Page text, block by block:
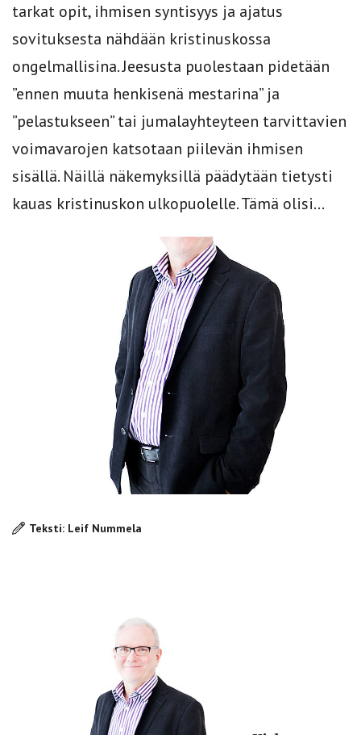
tarkat opit, ihmisen syntisyys ja ajatus
sovituksesta nähdään kristinuskossa
ongelmallisina. Jeesusta puolestaan pidetään
”ennen muuta henkisenä mestarina” ja
”pelastukseen” tai jumalayhtey­teen tarvitta­vien
voimavarojen katsotaan piilevän ihmisen
sisällä. Näillä näkemyksillä päädytään tietysti
kauas kristinuskon ulkopuolelle. Tämä olisi...
Teksti: Leif Nummela